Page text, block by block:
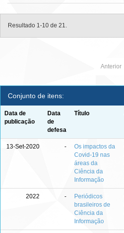
Resultado 1-10 de 21.
Anterior
Conjunto de itens:
Data de
publicação
Data
de
defesa
Título
13-Set-2020 -
Os impactos da
Covid-19 nas
áreas da
Ciência da
Informação
2022 -
Periódicos
brasileiros de
Ciência da
Informação